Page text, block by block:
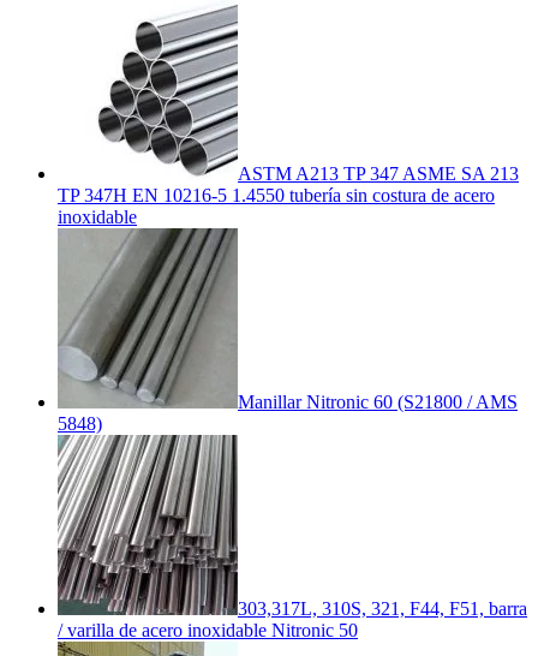
ASTM A213 TP 347 ASME SA 213
TP 347H EN 10216-5 1.4550 tubería sin costura de acero
inoxidable
Manillar Nitronic 60 (S21800 / AMS
5848)
303,317L, 310S, 321, F44, F51, barra
/ varilla de acero inoxidable Nitronic 50